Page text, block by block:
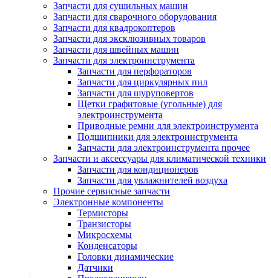
Запчасти для сушильных машин
Запчасти для сварочного оборудования
Запчасти для квадрокоптеров
Запчасти для эксклюзивных товаров
Запчасти для швейных машин
Запчасти для электроинструмента
Запчасти для перфораторов
Запчасти для циркулярных пил
Запчасти для шуруповертов
Щетки графитовые (угольные) для
электроинструмента
Приводные ремни для электроинструмента
Подшипники для электроинструмента
Запчасти для электроинструмента прочее
Запчасти и аксессуары для климатической техники
Запчасти для кондиционеров
Запчасти для увлажнителей воздуха
Прочие сервисные запчасти
Электронные компоненты
Термисторы
Транзисторы
Микросхемы
Конденсаторы
Головки динамические
Датчики